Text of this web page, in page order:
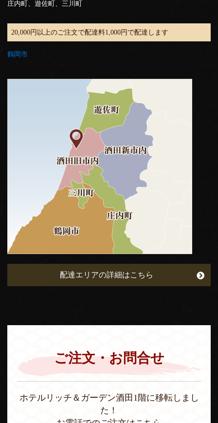
庄内町、遊佐町、三川町
20,000円以上のご注文で配達料1,000円で配達します
鶴岡市
配達エリアの詳細はこちら
ご注文・お問合せ
ホテルリッチ＆ガーデン酒田1階に移転しまし
た！